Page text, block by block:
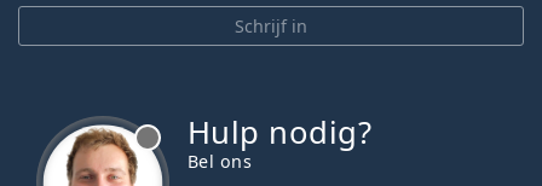
Schrijf in
Hulp nodig?
Bel ons